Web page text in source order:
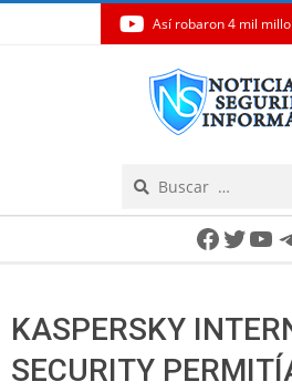
Así robaron 4 mil
KASPERSKY
SECURITY